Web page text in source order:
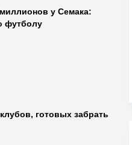
у Семака:
футболу
готовых забрать